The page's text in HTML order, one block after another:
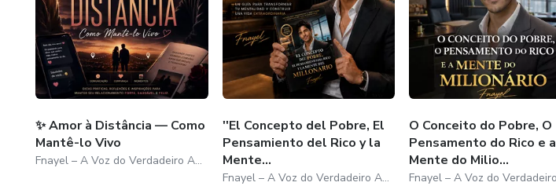
✨ Amor à Distância — Como
Mantê-lo Vivo
Fnayel – A Voz do Verdadeiro Amor
''El Concepto del Pobre, El
Pensamiento del Rico y la
Mente...
Fnayel – A Voz do Verdadeiro Amor
O Conceito do Pobre, O
Pensamento do Rico e a
Mente do Milio...